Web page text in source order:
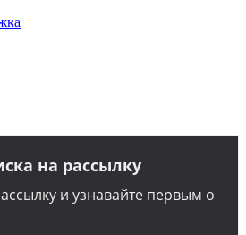
на рассылку
и узнавайте первым о